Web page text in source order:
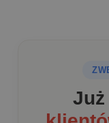
Już